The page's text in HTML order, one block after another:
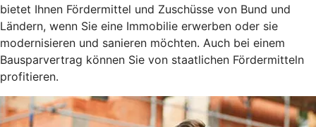
bietet Ihnen Fördermittel und Zuschüsse von Bund und
Ländern, wenn Sie eine Immobilie erwerben oder sie
modernisieren und sanieren möchten. Auch bei einem
Bausparvertrag können Sie von staatlichen Fördermitteln
profitieren.